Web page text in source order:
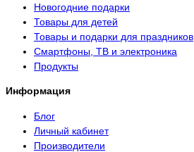
Новогодние подарки
Товары для детей
Товары и подарки для праздников
Смартфоны, ТВ и электроника
Продукты
Информация
Блог
Личный кабинет
Производители